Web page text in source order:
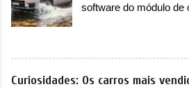
colocará a Leapmotor
BYD Dolphin e Geely
conta com um design
modelos da marca, em
software do módulo de
Jeep convocou no dia
um chamado que
Grand Cherokee 4xe,
Curiosidades: Os carros mais